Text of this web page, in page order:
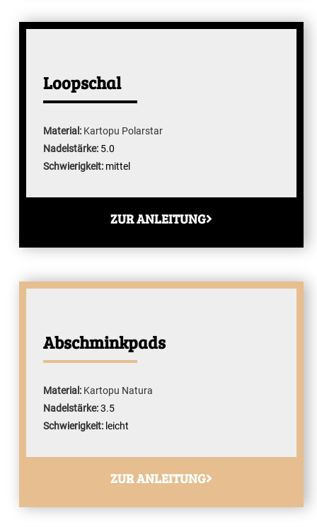
Loopschal
Material: Kartopu Polarstar
Nadelstärke: 5.0
Schwierigkeit: mittel
ZUR ANLEITUNG
Abschminkpads
Material: Kartopu Natura
Nadelstärke:3.5
Schwierigkeit: leicht
ZUR ANLEITUNG